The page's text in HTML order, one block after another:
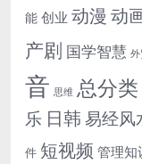
能 创业 动漫 动
产剧 国学智慧
音 思维 总分类
乐 日韩易经风
件 短视频 管理知